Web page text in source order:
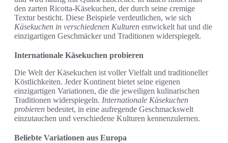
den zarten Ricotta-Käsekuchen, der durch seine cremige
Textur besticht. Diese Beispiele verdeutlichen, wie sich
Käsekuchen in verschiedenen Kulturen entwickelt hat und die
einzigartigen Geschmäcker und Traditionen widerspiegelt.
Internationale Käsekuchen probieren
Die Welt der Käsekuchen ist voller Vielfalt und traditioneller
Köstlichkeiten. Jeder Kontinent bietet seine eigenen
einzigartigen Variationen, die die jeweiligen kulinarischen
Traditionen widerspiegeln. Internationale Käsekuchen
probieren bedeutet, in eine aufregende Geschmackswelt
einzutauchen und verschiedene Kulturen kennenzulernen.
Beliebte Variationen aus Europa